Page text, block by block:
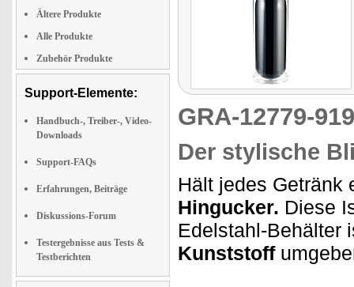
Ältere Produkte
Alle Produkte
Zubehör Produkte
Support-Elemente:
Handbuch-, Treiber-, Video-
Downloads
Support-FAQs
Erfahrungen, Beiträge
Diskussions-Forum
Testergebnisse aus Tests &
Testberichten
GRA-12779-
Der stylische
Hält jedes Getränk
Hingucker. Diese
Edelstahl-Behälter
Kunststoff